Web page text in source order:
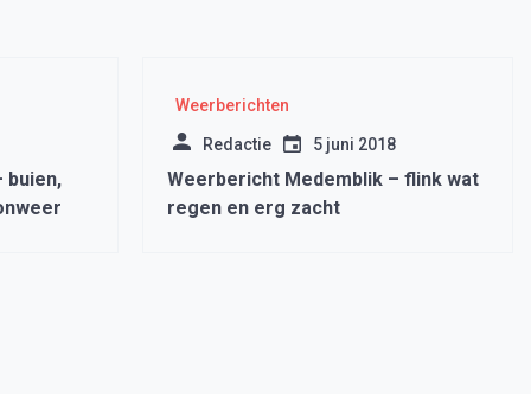
buien,
Weerberichten
Redactie 5 juni 2018
Weerbericht Medemblik – flink wat
regen en erg zacht